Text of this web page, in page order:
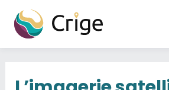
contenu